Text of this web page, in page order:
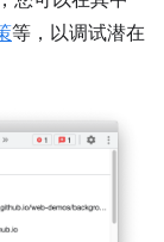
等，以调试潜在